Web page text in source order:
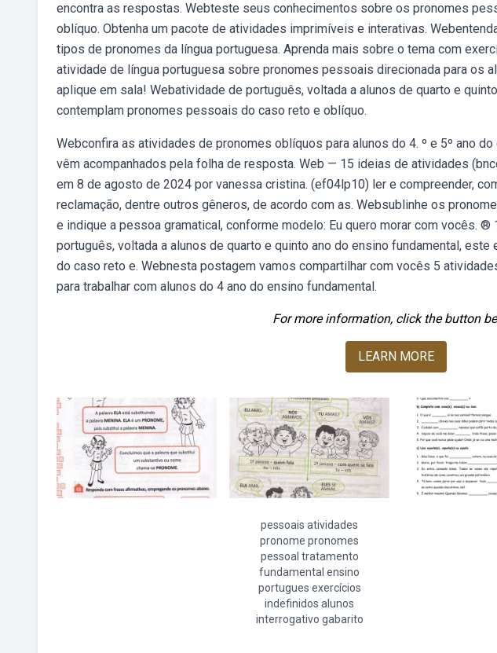
encontra as respostas. Webteste seus conhecimentos sobre os pronomes
oblíquo. Obtenha um pacote de atividades imprimíveis e interativas.
tipos de pronomes da língua portuguesa. Aprenda mais sobre o tema com
atividade de língua portuguesa sobre pronomes pessoais direcionada para os
aplique em sala! Webatividade de português, voltada a alunos de quarto e
contemplam pronomes pessoais do caso reto e oblíquo.
Webconfira as atividades de pronomes oblíquos para alunos do 4. º e 5º ano
vêm acompanhados pela folha de resposta. Web — 15 ideias de atividades
em 8 de agosto de 2024 por vanessa cristina. (ef04lp10) ler e compreender,
reclamação, dentre outros gêneros, de acordo com as. Websublinhe os
e indique a pessoa gramatical, conforme modelo: Eu quero morar com vocês.
português, voltada a alunos de quarto e quinto ano do ensino fundamental,
do caso reto e. Webnesta postagem vamos compartilhar com vocês 5
para trabalhar com alunos do 4 ano do ensino fundamental.
For more information, click the button
LEARN MORE
pessoais atividades
pronome pronomes
pessoal tratamento
fundamental ensino
portugues exercícios
indefinidos alunos
interrogativo gabarito